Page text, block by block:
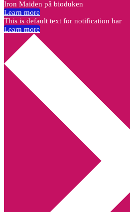
Iron Maiden på bioduken
Learn more
This is default text for notification bar
Learn more